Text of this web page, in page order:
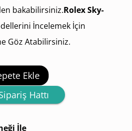
bakabilirsiniz.Rolex Sky-
İncelemek İçin
Göz Atabilirsiniz.
Ekle
Hattı
İle